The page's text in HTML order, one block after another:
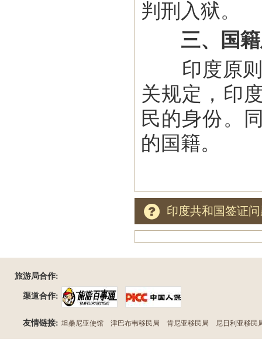
判刑入狱。
三、国
印度原则
关规定，印
民的身份。
的国籍。
印度共和国签证
旅游局合作:
渠道合作:
友情链接: 坦桑尼亚使馆 津巴布韦移民局 肯尼亚移民局 尼日利亚移民